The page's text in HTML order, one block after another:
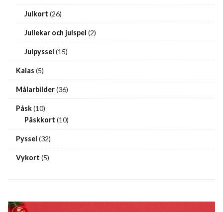
Julkort (26)
Jullekar och julspel (2)
Julpyssel (15)
Kalas (5)
Målarbilder(36)
Påsk(10)
Påskkort (10)
Pyssel (32)
Vykort (5)